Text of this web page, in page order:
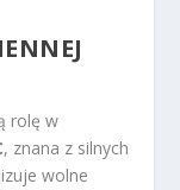
rolę w
, znana z silnych
wolne